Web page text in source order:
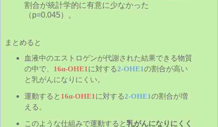
割合が統計学的に有意に少なかった
（p=0.045）。
まとめると
血液中のエストロゲンが代謝された結果できる物質
の中で、 16α-OHE1に対する2-OHE1の割合が高い
と乳がんになりにくい。
運動すると 16α-OHE1に対する2-OHE1の割合が増
える。
このような仕組みで運動すると乳がんになりにくく